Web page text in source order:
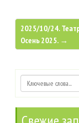
2025/10/24.
Осень 2025. →